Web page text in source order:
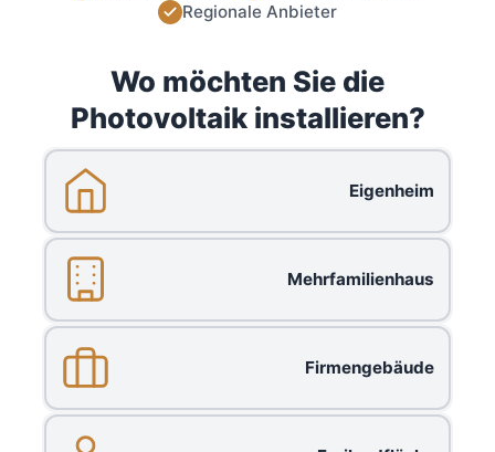
Regionale Anbieter
Wo möchten Sie die
Photovoltaik installieren?
Eigenheim
Mehrfamilienhaus
Firmengebäude